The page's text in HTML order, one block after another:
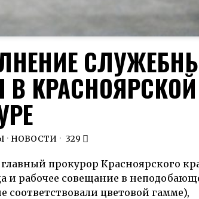
КРАСНОЯРСКОЙ
· НОВОСТИ 329
прокурор Красноярского
и рабочее совещание в
соответствовали цветовой гамме),